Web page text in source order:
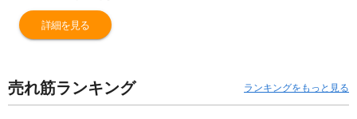
スティールグレ
ー #5102NSG-
STEEL GREY
Crossover
NATHAN 新品 未
詳細を見る
売れ筋ランキング ランキングをもっと見る